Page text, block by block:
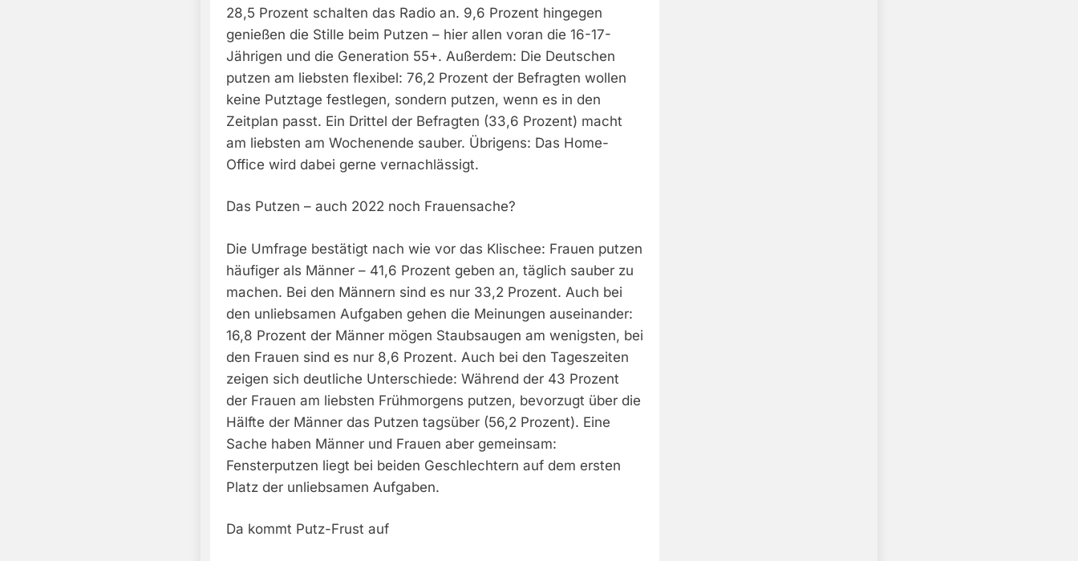
28,5 Prozent schalten das Radio an. 9,6 Prozent hingegen
genießen die Stille beim Putzen – hier allen voran die 16-17-
Jährigen und die Generation 55+. Außerdem: Die Deutschen
putzen am liebsten flexibel: 76,2 Prozent der Befragten wollen
keine Putztage festlegen, sondern putzen, wenn es in den
Zeitplan passt. Ein Drittel der Befragten (33,6 Prozent) macht
am liebsten am Wochenende sauber. Übrigens: Das Home-
Office wird dabei gerne vernachlässigt.
Das Putzen – auch 2022 noch Frauensache?
Die Umfrage bestätigt nach wie vor das Klischee: Frauen putzen
häufiger als Männer – 41,6 Prozent geben an, täglich sauber zu
machen. Bei den Männern sind es nur 33,2 Prozent. Auch bei
den unliebsamen Aufgaben gehen die Meinungen auseinander:
16,8 Prozent der Männer mögen Staubsaugen am wenigsten, bei
den Frauen sind es nur 8,6 Prozent. Auch bei den Tageszeiten
zeigen sich deutliche Unterschiede: Während der 43 Prozent
der Frauen am liebsten Frühmorgens putzen, bevorzugt über die
Hälfte der Männer das Putzen tagsüber (56,2 Prozent). Eine
Sache haben Männer und Frauen aber gemeinsam:
Fensterputzen liegt bei beiden Geschlechtern auf dem ersten
Platz der unliebsamen Aufgaben.
Da kommt Putz-Frust auf